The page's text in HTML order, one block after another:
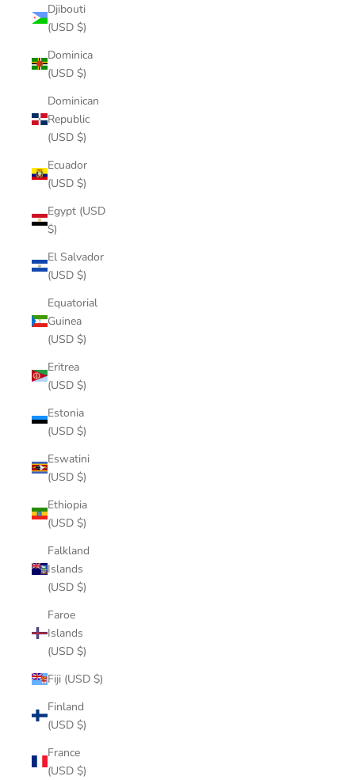
Djibouti
(USD $)
Dominica
(USD $)
Dominican
Republic
(USD $)
Ecuador
(USD $)
Egypt (USD
$)
El Salvador
(USD $)
Equatorial
Guinea
(USD $)
Eritrea
(USD $)
Estonia
(USD $)
Eswatini
(USD $)
Ethiopia
(USD $)
Falkland
Islands
(USD $)
Faroe
Islands
(USD $)
Fiji (USD $)
Finland
(USD $)
France
(USD $)